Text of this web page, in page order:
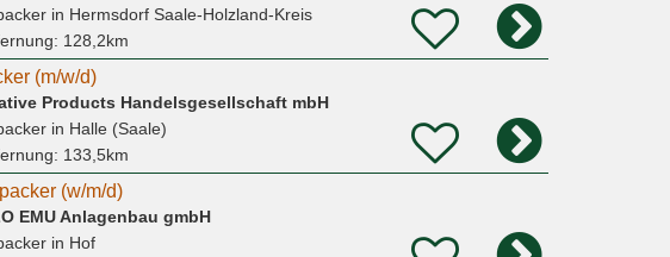
in Hermsdorf Saale-Holzland-Kreis
128,2km
(m/w/d)
Products Handelsgesellschaft mbH
in Halle (Saale)
133,5km
(w/m/d)
EMU Anlagenbau gmbH
in Hof